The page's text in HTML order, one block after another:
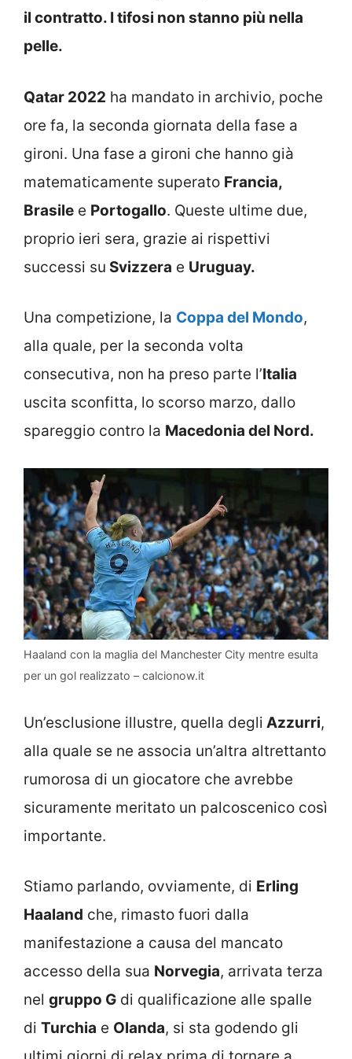
il contratto. I tifosi non stanno più nella
pelle.
Qatar 2022 ha mandato in archivio, poche
ore fa, la seconda giornata della fase a
gironi. Una fase a gironi che hanno già
matematicamente superato Francia,
Brasile e Portogallo. Queste ultime due,
proprio ieri sera, grazie ai rispettivi
successi su Svizzera e Uruguay.
Una competizione, la Coppa del Mondo,
alla quale, per la seconda volta
consecutiva, non ha preso parte l’Italia
uscita sconfitta, lo scorso marzo, dallo
spareggio contro la Macedonia del Nord.
Haaland con la maglia del Manchester City mentre esulta
per un gol realizzato – calcionow.it
Un’esclusione illustre, quella degli Azzurri,
alla quale se ne associa un’altra altrettanto
rumorosa di un giocatore che avrebbe
sicuramente meritato un palcoscenico così
importante.
Stiamo parlando, ovviamente, di Erling
Haaland che, rimasto fuori dalla
manifestazione a causa del mancato
accesso della sua Norvegia, arrivata terza
nel gruppo G di qualificazione alle spalle
di Turchia e Olanda, si sta godendo gli